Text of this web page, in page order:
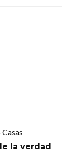
la verdad